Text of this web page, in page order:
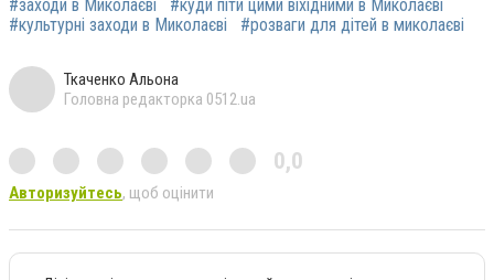
#заходи в Миколаєві
#куди піти цими віхідними в Миколаєві
#культурні заходи в Миколаєві
#розваги для дітей в миколаєві
Ткаченко Альона
Головна редакторка 0512.ua
0,0
Авторизуйтесь, щоб оцінити